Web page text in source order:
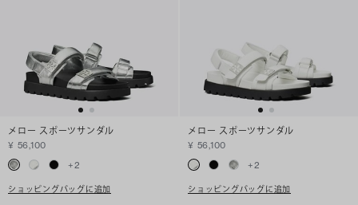
メロー スポーツサンダル
¥ 56,100
+2
ショッピングバッグに追加
メロー スポーツサンダル
¥ 56,100
+2
ショッピングバッグに追加